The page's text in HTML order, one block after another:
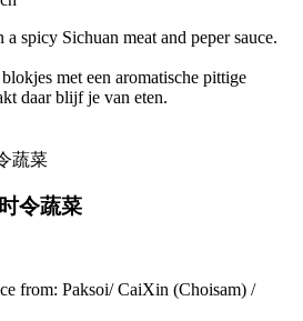
spicy Sichuan meat and peper sauce.
met een aromatische pittige
daar blijf je van eten.
令蔬菜
from: Paksoi/ CaiXin (Choisam) /